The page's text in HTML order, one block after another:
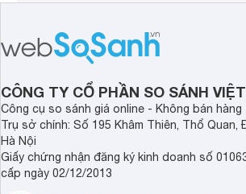
CÔNG TY CỔ PHẦN SO SÁNH
Công cụ so sánh giá online - Không bán hàng
Trụ sở chính: Số 195 Khâm Thiên, Thổ Quan,
Hà Nội
Giấy chứng nhận đăng ký kinh doanh số
cấp ngày 02/12/2013